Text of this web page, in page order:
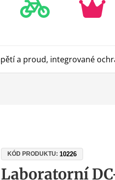
a proud, integrované
KÓD PRODUKTU:10226
Laboratorní
Laboratorní
DC